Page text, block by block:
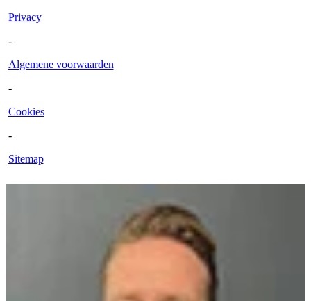
Privacy
-
Algemene voorwaarden
-
Cookies
-
Sitemap